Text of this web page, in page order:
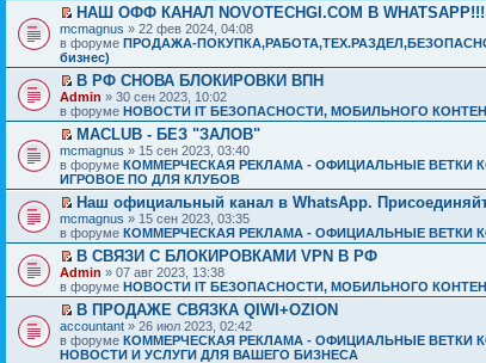
НАШ ОФФ КАНАЛ NOVOTECHGI.COM В WHATSAPP!!!
mcmagnus » 22 фев 2024, 04:08
в форуме ПРОДАЖА-
бизнес)
В РФ СНОВА БЛОКИРОВКИ ВПН
Admin » 30 сен 2023, 10:02
в форуме НОВОСТИ IT БЕЗОПАСНОСТИ, МОБИЛЬНОГО
MACLUB - БЕЗ "ЗАЛОВ"
mcmagnus » 15 сен 2023, 03:40
в форуме КОММЕРЧЕСКАЯ РЕКЛАМА - ОФИЦИАЛЬНЫЕ ВЕТКИ
ИГРОВОЕ ПО ДЛЯ КЛУБОВ
Наш официальный канал в WhatsApp.
mcmagnus » 15 сен 2023, 03:35
в форуме КОММЕРЧЕСКАЯ РЕКЛАМА - ОФИЦИАЛЬНЫЕ ВЕТКИ
В СВЯЗИ С БЛОКИРОВКАМИ VPN В РФ
Admin » 07 авг 2023, 13:38
в форуме НОВОСТИ IT БЕЗОПАСНОСТИ, МОБИЛЬНОГО
В ПРОДАЖЕ СВЯЗКА QIWI+OZION
accountant » 26 июл 2023, 02:42
в форуме КОММЕРЧЕСКАЯ РЕКЛАМА - ОФИЦИАЛЬНЫЕ ВЕТКИ
НОВОСТИ И УСЛУГИ ДЛЯ ВАШЕГО БИЗНЕСА